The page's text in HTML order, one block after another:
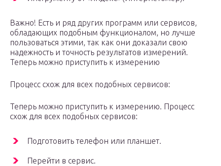
Важно! Есть и ряд других программ или сервисов,
обладающих подобным функционалом, но лучше
пользоваться этими, так как они доказали свою
надежность и точность результатов измерений.
Теперь можно приступить к измерению
Процесс схож для всех подобных сервисов:
Теперь можно приступить к измерению. Процесс
схож для всех подобных сервисов:
Подготовить телефон или планшет.
Перейти в сервис.